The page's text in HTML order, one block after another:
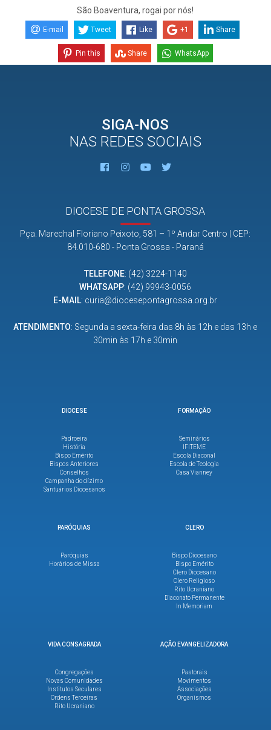
São Boaventura, rogai por nós!
E-mail Tweet Like +1 Share
Pin this Share WhatsApp
SIGA-NOS
NAS REDES SOCIAIS
DIOCESE DE PONTA GROSSA
Pça. Marechal Floriano Peixoto, 581 – 1º Andar Centro | CEP:
84.010-680 - Ponta Grossa - Paraná
TELEFONE: (42) 3224-1140
WHATSAPP: (42) 99943-0056
E-MAIL: curia@diocesepontagrossa.org.br
ATENDIMENTO: Segunda a sexta-feira das 8h às 12h e das 13h e
30min às 17h e 30min
DIOCESE
Padroeira
História
Bispo Emérito
Bispos Anteriores
Conselhos
Campanha do dízimo
Santuários Diocesanos
FORMAÇÃO
Seminários
IFITEME
Escola Diaconal
Escola de Teologia
Casa Vianney
PARÓQUIAS
Paróquias
Horários de Missa
CLERO
Bispo Diocesano
Bispo Emérito
Clero Diocesano
Clero Religioso
Rito Ucraniano
Diaconato Permanente
In Memoriam
VIDA CONSAGRADA
Congregações
Novas Comunidades
Institutos Seculares
Ordens Terceiras
Rito Ucraniano
AÇÃO EVANGELIZADORA
Pastorais
Movimentos
Associações
Organismos